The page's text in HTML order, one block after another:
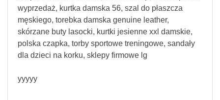
wyprzedaż, kurtka damska 56, szal do płaszcza
męskiego, torebka damska genuine leather,
skórzane buty lasocki, kurtki jesienne xxl damskie,
polska czapka, torby sportowe treningowe, sandały
dla dzieci na korku, sklepy firmowe lg
yyyyy